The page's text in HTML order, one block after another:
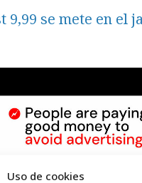
Uso de cookies
9,99 se mete en el